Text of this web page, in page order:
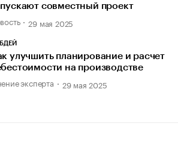
совместный проект
29 мая 2025
улучшить планирование и расчет
на производстве
эксперта 29 мая 2025